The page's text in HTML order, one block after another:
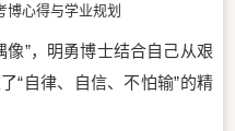
博心得与学业规划
”，明勇博士结合自己从艰
“自律、自信、不怕输”的精